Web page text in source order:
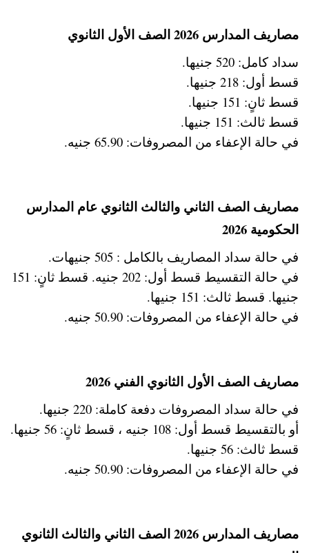
مصاريف المدارس 2026 الصف الأول الثانوي
سداد كامل: 520 جنيها.
قسط أول: 218 جنيها.
قسط ثانٍ: 151 جنيها.
قسط ثالث: 151 جنيها.
في حالة الإعفاء من المصروفات: 65.90 جنيه.
مصاريف الصف الثاني والثالث الثانوي عام المدارس
الحكومية 2026
في حالة سداد المصاريف بالكامل : 505 جنيهات.
في حالة التقسيط قسط أول: 202 جنيه. قسط ثانٍ: 151
جنيها. قسط ثالث: 151 جنيها.
في حالة الإعفاء من المصروفات: 50.90 جنيه.
مصاريف الصف الأول الثانوي الفني 2026
في حالة سداد المصروفات دفعة كاملة: 220 جنيها.
أو بالتقسيط قسط أول: 108 جنيه ، قسط ثانٍ: 56 جنيها.
قسط ثالث: 56 جنيها.
في حالة الإعفاء من المصروفات: 50.90 جنيه.
مصاريف المدارس 2026 الصف الثاني والثالث الثانوي